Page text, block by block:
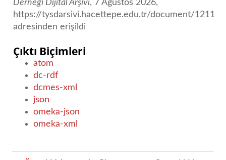
Derneği Dijital Arşivi, 7 Ağustos 2026,
https://tysdarsivi.hacettepe.edu.tr/document/1211
adresinden erişildi
Çıktı Biçimleri
atom
dc-rdf
dcmes-xml
json
omeka-json
omeka-xml